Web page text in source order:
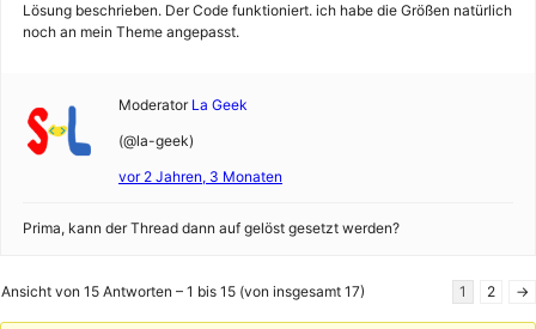
Lösung beschrieben. Der Code funktioniert. ich habe die Größen natürlich
noch an mein Theme angepasst.
Moderator La Geek
(@la-geek)
vor 2 Jahren, 3 Monaten
Prima, kann der Thread dann auf gelöst gesetzt werden?
Ansicht von 15 Antworten – 1 bis 15 (von insgesamt 17) 1 2 →